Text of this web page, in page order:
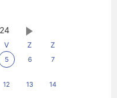
V Z Z
5 6 7
12 13 14